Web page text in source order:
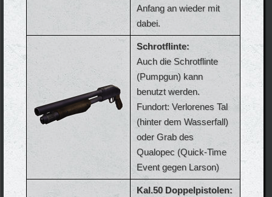
Anfang an wieder mit
dabei.
Schrotflinte:
Auch die Schrotflinte
(Pumpgun) kann
benutzt werden.
Fundort: Verlorenes Tal
(hinter dem Wasserfall)
oder Grab des
Qualopec (Quick-Time
Event gegen Larson)
Kal.50 Doppelpistolen: